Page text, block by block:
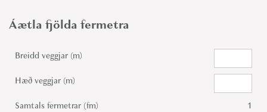
Áætla fjölda fermetra
Breidd veggjar (m)
Hæð veggjar (m)
Samtals fermetrar (fm)
1